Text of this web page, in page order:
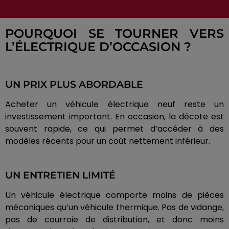
POURQUOI SE TOURNER VERS
L’ÉLECTRIQUE D’OCCASION ?
UN PRIX PLUS ABORDABLE
Acheter un véhicule électrique neuf reste un
investissement important. En occasion, la décote est
souvent rapide, ce qui permet d’accéder à des
modèles récents pour un coût nettement inférieur.
UN ENTRETIEN LIMITÉ
Un véhicule électrique comporte moins de pièces
mécaniques qu’un véhicule thermique. Pas de vidange,
pas de courroie de distribution, et donc moins